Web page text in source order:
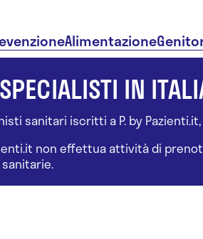
Alimentazione
IN
sanitari iscritti a P. by
non effettua attività di